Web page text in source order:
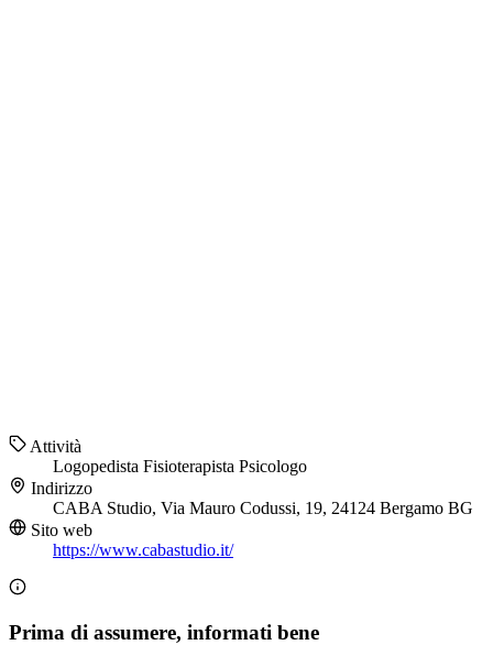
Attività
Logopedista Fisioterapista Psicologo
Indirizzo
CABA Studio, Via Mauro Codussi, 19, 24124 Bergamo BG
Sito web
https://www.cabastudio.it/
Prima di assumere, informati bene